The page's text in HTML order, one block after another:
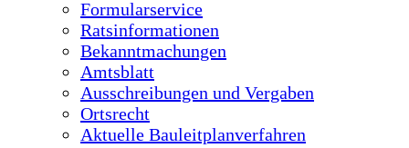
Formularservice
Ratsinformationen
Bekanntmachungen
Amtsblatt
Ausschreibungen und Vergaben
Ortsrecht
Aktuelle Bauleitplanverfahren